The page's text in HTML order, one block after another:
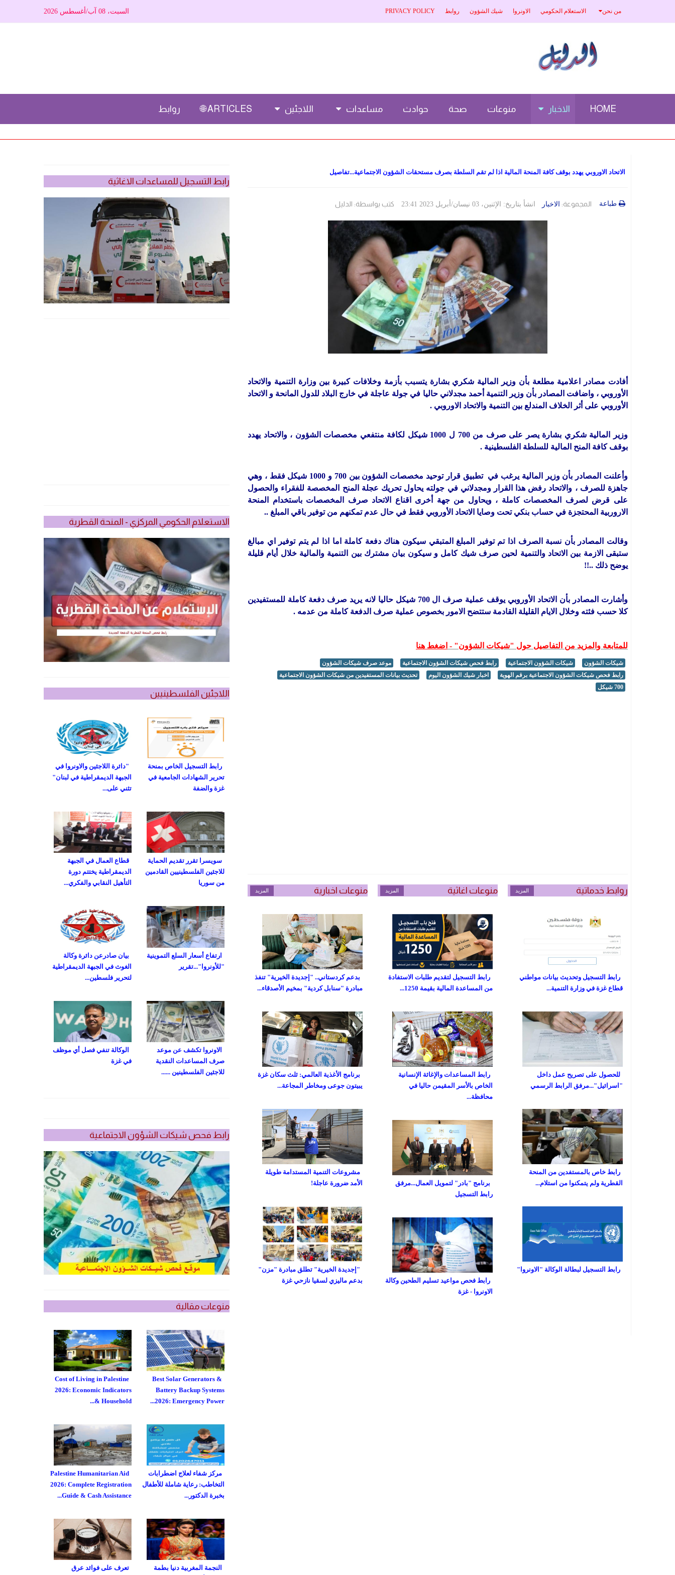
من نحن الاستعلام الحكومي الاونروا شيك الشؤون روابط PRIVACY POLICY السبت، 08 آب/أغسطس 2026
HOME الاخبار منوعات صحة حوادث مساعدات اللاجئين ARTICLES 🌐 روابط
الاتحاد الاوروبي يهدد بوقف كافة المنحة المالية اذا لم تقم السلطة بصرف مستحقات الشؤون الاجتماعية...تفاصيل
المجموعة: الاخبار انشأ بتاريخ: الإثنين، 03 نيسان/أبريل 2023 23:41 كتب بواسطة: الدليل طباعة
أفادت مصادر اعلامية مطلعة بأن وزير المالية شكري بشارة يتسبب بأزمة وخلافات كبيرة بين وزارة التنمية والاتحاد
الأوروبي ، واضافت المصادر بأن وزير التنمية أحمد مجدلاني حاليا في جولة عاجلة في خارج البلاد للدول المانحة و الاتحاد
الأوروبي على أثر الخلاف المندلع بين التنمية والاتحاد الاوروبي .
وزير المالية شكري بشارة يصر على صرف من 700 ل 1000 شيكل لكافة منتفعي مخصصات الشؤون ، والاتحاد يهدد
بوقف كافة المنح المالية للسلطة الفلسطينية .
وأعلنت المصادر بأن وزير المالية يرغب في تطبيق قرار توحيد مخصصات الشؤون بين 700 و 1000 شيكل فقط ، وهي
جاهزة للصرف ، والاتحاد رفض هذا القرار ومجدلاني في جولته يحاول تحريك عجلة المنح المخصصة للفقراء والحصول
على قرض لصرف المخصصات كاملة ، ويحاول من جهة أخرى اقناع الاتحاد صرف المخصصات باستخدام المنحة
الاروربية المحتجزة في حساب بنكي تحت وصايا الاتحاد الأوروبي فقط في حال عدم تمكنهم من توفير باقي المبلغ ..
وقالت المصادر بأن نسبة الصرف اذا تم توفير المبلغ المتبقي سيكون هناك دفعة كاملة اما اذا لم يتم توفير اي مبالغ
ستبقى الازمة بين الاتحاد والتنمية لحين صرف شيك كامل و سيكون بيان مشترك بين التنمية والمالية خلال أيام قليلة
يوضح ذلك ..!!
وأشارت المصادر بأن
الاتحاد الأوروبي يوقف عملية صرف ال 700 شيكل حاليا لانه يريد صرف دفعة كاملة للمستفيدين
كلا حسب فئته وخلال الايام القليلة القادمة ستتضح الامور بخصوص عملية صرف الدفعة كاملة من عدمه .
للمتابعة والمزيد من التفاصيل حول "شيكات الشؤون" - اضغط هنا
شيكات الشؤون شيكات الشؤون الاجتماعية رابط فحص شيكات الشؤون الاجتماعية
موعد صرف شيكات الشؤون
رابط فحص شيكات الشؤون الاجتماعية برقم الهوية
اخبار شيك الشؤون اليوم
تحديث بيانات المستفيدين من شيكات الشؤون الاجتماعية
700 شيكل
روابط خدماتية المزيد
رابط التسجيل وتحديث بيانات مواطني
قطاع غزة في وزارة التنمية...
للحصول على تصريح عمل داخل
"اسرائيل"...مرفق الرابط الرسمي
رابط خاص بالمستفدين من المنحة
القطرية ولم يتمكنوا من استلام...
رابط التسجيل لبطالة الوكالة "الاونروا"
منوعات اغاثية المزيد
رابط التسجيل لتقديم طلبات الاستفادة
من المساعدة المالية بقيمة 1250...
رابط المساعدات والإغاثة الإنسانية
الخاص بالأسر المقيمن حاليا في
محافظة...
برنامج "بادر" لتمويل العمال...مرفق
رابط التسجيل
رابط فحص مواعيد تسليم الطحين وكالة
الاونروا - غزة
منوعات اخبارية المزيد
بدعم كردستاني.. "إجديدة الخيرية" تنفذ
مبادرة "سنابل كردية" بمخيم الأصدقاء...
برنامج الأغذية العالمي: ثلث سكان غزة
يبيتون جوعى ومخاطر المجاعة...
مشروعات التنمية المستدامة طويلة
الأمد ضرورة عاجلة!
"إجديدة الخيرية" تطلق مبادرة "مزن"
بدعم ماليزي لسقيا نازحي غزة
رابط التسجيل للمساعدات الاغاثية
الاستعلام الحكومي المركزي - المنحة القطرية
اللاجئين الفلسطينيين
"دائرة اللاجئين والاونروا في
الجبهة الديمقراطية في لبنان"
تثني على...
رابط التسجيل الخاص بمنحة
تحرير الشهادات الجامعية في
غزة والضفة
قطاع العمال في الجبهة
الديمقراطية يختتم دورة
التأهيل النقابي والفكري...
سويسرا تقرر تقديم الحماية
للاجئين الفلسطينيين القادمين
من سوريا
بيان صادرعن دائرة وكالة
الغوث في الجبهة الديمقراطية
لتحرير فلسطين...
ارتفاع أسعار السلع التموينية
"للأونروا"...تقرير
الوكالة تنفي فصل أي موظف
في غزة
الاونروا تكشف عن موعد
صرف المساعدات النقدية
للاجئين الفلسطينين ......
رابط فحص شيكات الشؤون الاجتماعية
منوعات مقالية
Cost of Living in Palestine
2026: Economic Indicators
& Household...
Best Solar Generators &
Battery Backup Systems
2026: Emergency Power...
Palestine Humanitarian Aid
2026: Complete Registration
Guide & Cash Assistance...
مركز شفاء لعلاج اضطرابات
التخاطب: رعاية شاملة للأطفال
بخبرة الدكتور...
تعرف على فوائد عرق
النجمة المغربية دنيا بطمة